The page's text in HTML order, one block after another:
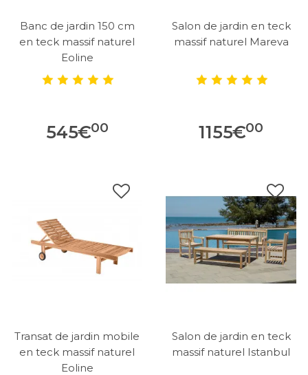
Banc de jardin 150 cm
en teck massif naturel
Eoline
545€00
Salon de jardin en teck
massif naturel Mareva
1155€00
Transat de jardin mobile
en teck massif naturel
Eoline
Salon de jardin en teck
massif naturel Istanbul